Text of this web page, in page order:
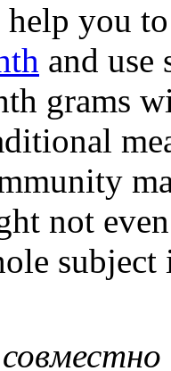
you
and use
grams
not
subject